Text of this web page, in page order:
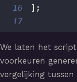
16
] ;
17
We laten het
voorkeuren
vergelijking